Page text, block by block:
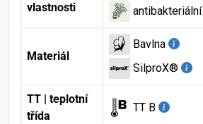
vlastnosti
antibakteriální
Materiál
Bavlna
SilproX®
TT | teplotní
třída
TT B